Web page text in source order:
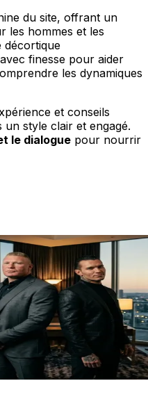
du site, offrant un
les hommes et les
décortique
finesse pour aider
les dynamiques
et conseils
style clair et engagé.
le dialogue pour nourrir